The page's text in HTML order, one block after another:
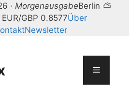
· MorgenausgabeBerlin ⛅
EUR/GBP 0.8577Über
Newsletter
Menü